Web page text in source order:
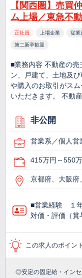
【関西圏】売買
ム上場／東急不
正社員 上場企業 従業
第二新卒歓迎
■業務内容 不動産の売
ン、戸建て、土地及
や購入のお取引がス
いただきます。 不動
非公開
営業系／個人営
415万円～550
京都府、大阪府
■営業経験 １
対価・評価（
この求人のポイント
◎安定の固定給・イン